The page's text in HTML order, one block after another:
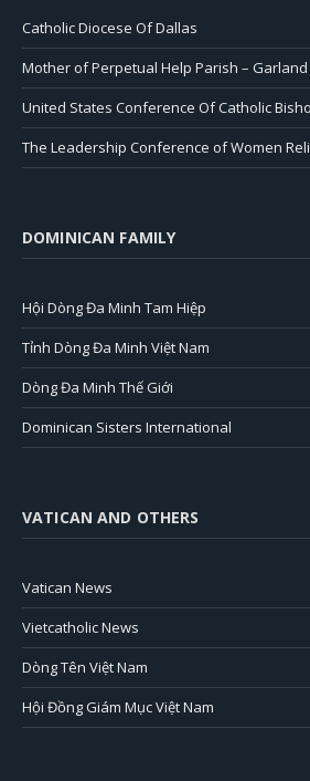
Catholic Diocese Of Dallas
Mother of Perpetual Help Parish – Garland
United States Conference Of Catholic
The Leadership Conference of Women
DOMINICAN FAMILY
Hội Dòng Đa Minh Tam Hiệp
Tỉnh Dòng Đa Minh Việt Nam
Dòng Đa Minh Thế Giới
Dominican Sisters International
VATICAN AND OTHERS
Vatican News
Vietcatholic News
Dòng Tên Việt Nam
Hội Đồng Giám Mục Việt Nam